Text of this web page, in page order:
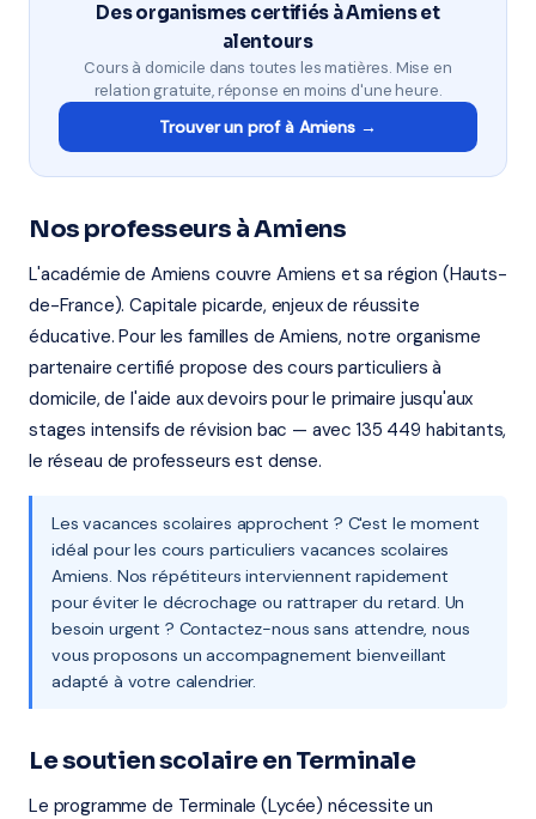
Des organismes certifiés à Amiens et
alentours
Cours à domicile dans toutes les matières. Mise en
relation gratuite, réponse en moins d'une heure.
Trouver un prof à Amiens →
Nos professeurs à Amiens
L'académie de Amiens couvre Amiens et sa région (Hauts-
de-France). Capitale picarde, enjeux de réussite
éducative. Pour les familles de Amiens, notre organisme
partenaire certifié propose des cours particuliers à
domicile, de l'aide aux devoirs pour le primaire jusqu'aux
stages intensifs de révision bac — avec 135 449 habitants,
le réseau de professeurs est dense.
Les vacances scolaires approchent ? C'est le moment
idéal pour les cours particuliers vacances scolaires
Amiens. Nos répétiteurs interviennent rapidement
pour éviter le décrochage ou rattraper du retard. Un
besoin urgent ? Contactez-nous sans attendre, nous
vous proposons un accompagnement bienveillant
adapté à votre calendrier.
Le soutien scolaire en Terminale
Le programme de Terminale (Lycée) nécessite un